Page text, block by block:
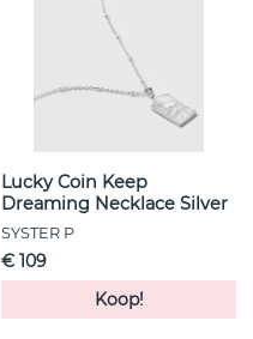
Lucky Coin Keep
Dreaming Necklace Silver
SYSTER P
€ 109
Koop!